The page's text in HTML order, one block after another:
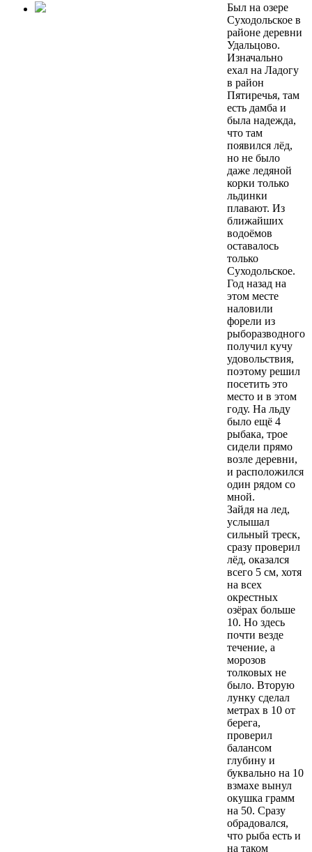
Был на озере
Суходольское в
районе деревни
Удальцово.
Изначально
ехал на Ладогу
в район
Пятиречья, там
есть дамба и
была надежда,
что там
появился лёд,
но не было
даже ледяной
корки только
льдинки
плавают. Из
ближайших
водоёмов
оставалось
только
Суходольское.
Год назад на
этом месте
наловили
форели из
рыборазводного
получил кучу
удовольствия,
поэтому решил
посетить это
место и в этом
году. На льду
было ещё 4
рыбака, трое
сидели прямо
возле деревни,
и расположился
один рядом со
мной.
Зайдя на лед,
услышал
сильный треск,
сразу проверил
лёд, оказался
всего 5 см, хотя
на всех
окрестных
озёрах больше
10. Но здесь
почти везде
течение, а
морозов
толковых не
было. Вторую
лунку сделал
метрах в 10 от
берега,
проверил
балансом
глубину и
буквально на 10
взмахе вынул
окушка грамм
на 50. Сразу
обрадовался,
что рыба есть и
на таком